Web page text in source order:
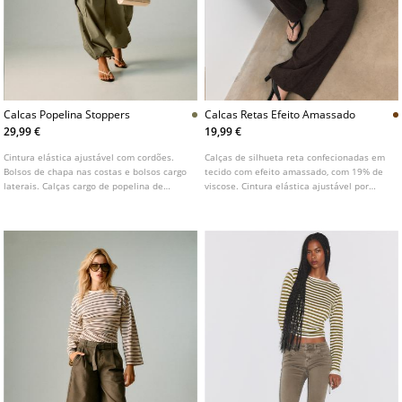
Calcas Popelina Stoppers
29,99 €
Cintura elástica ajustável com cordões.
Bolsos de chapa nas costas e bolsos cargo
laterais. Calças cargo de popelina de
Calcas Retas Efeito Amassado
19,99 €
Calças de silhueta reta confecionadas em
tecido com efeito amassado, com 19% de
viscose. Cintura elástica ajustável por